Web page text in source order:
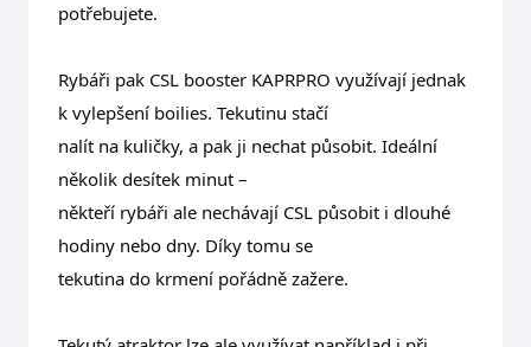
potřebujete.
Rybáři pak CSL booster KAPRPRO využívají jednak
k vylepšení boilies. Tekutinu stačí
nalít na kuličky, a pak ji nechat působit. Ideální
několik desítek minut –
někteří rybáři ale nechávají CSL působit i dlouhé
hodiny nebo dny. Díky tomu se
tekutina do krmení pořádně zažere.